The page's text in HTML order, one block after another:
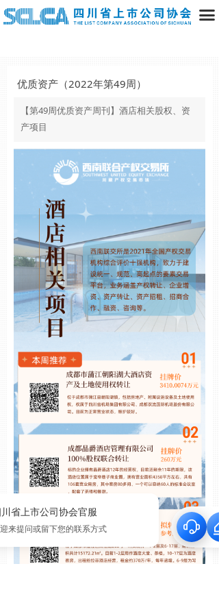
끀
优质资产（2022年第49周）
【第49周优质资产周刊】酒店相关股权、资
产项目